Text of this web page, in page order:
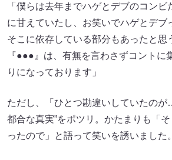
「僕らは去年までハゲとデブのコン
に甘えていたし、お笑いでハゲとデブ
そこに依存している部分もあったと思
『●●●』は、有無を言わさずコントに
りになっております」
ただし、「ひとつ勘違いしていたの
都合な真実”をポツリ。かたまりも「
ったので」と語って笑いを誘いました。